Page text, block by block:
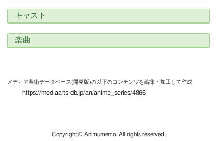
キャスト
楽曲
メディア芸術データベース(開発版)の以下のコンテンツを編集・加工して作成
https://mediaarts-db.jp/an/anime_series/4866
Copyright © Animumemo. All rights reserved.